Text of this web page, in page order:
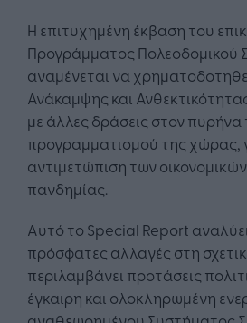
Η επιτυχημένη έκβαση του
Προγράμματος Πολεοδομικού
αναμένεται να
Ανάκαμψης και
με άλλες δράσεις στον
προγραμματισμού της χώρας,
αντιμετώπιση των
πανδημίας.
Αυτό το Special Report αναλύει
πρόσφατες αλλαγές στη
περιλαμβάνει προτάσεις
έγκαιρη και ολοκληρωμένη